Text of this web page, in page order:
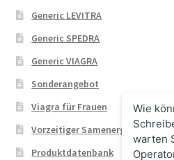
Generic LEVITRA
Generic SPEDRA
Generic VIAGRA
Sonderangebot
Viagra für Frauen
Vorzeitiger Samenerguss
Produktdatenbank